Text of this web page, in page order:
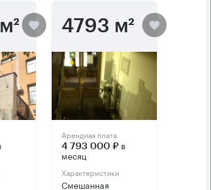
4793 м²
Арендная плата
4 793 000 ₽ в
месяц
Характеристики
Смешанная